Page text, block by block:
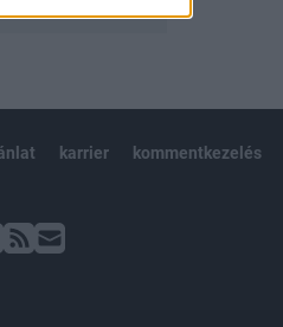
karrier kommentkezelés